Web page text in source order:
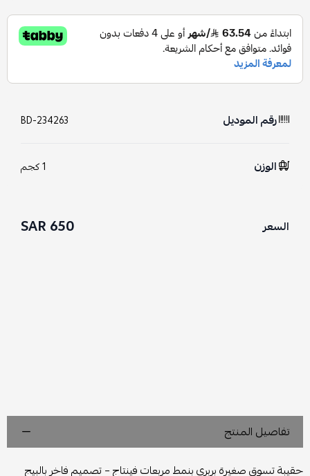
رقم الموديل BD-234263
الوزن 1 كجم
السعر 650 SAR
تفاصيل المنتج
حقيبة تسوق صغيرة بربري بنمط مربعات فينتاج – تصميم فاخر بالبيج